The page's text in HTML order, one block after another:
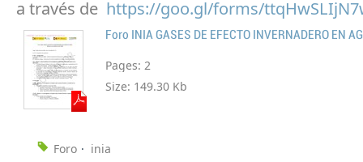
a través de https://goo.gl/forms/
Pages: 2
Size: 149.30 Kb
Foro inia